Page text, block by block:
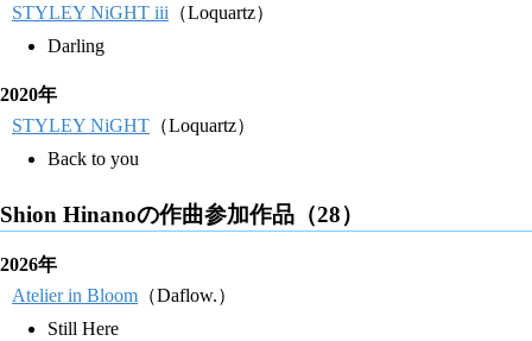
STYLEY NiGHT iii （Loquartz）
Darling
2020年
STYLEY NiGHT （Loquartz）
Back to you
Shion Hinanoの作曲参加作品（28）
2026年
Atelier in Bloom （Daflow.）
Still Here